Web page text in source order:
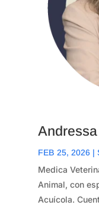
FEB 25, 2026|
Medica
Animal, con
Acuícola.